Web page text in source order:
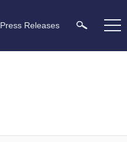
Press Releases